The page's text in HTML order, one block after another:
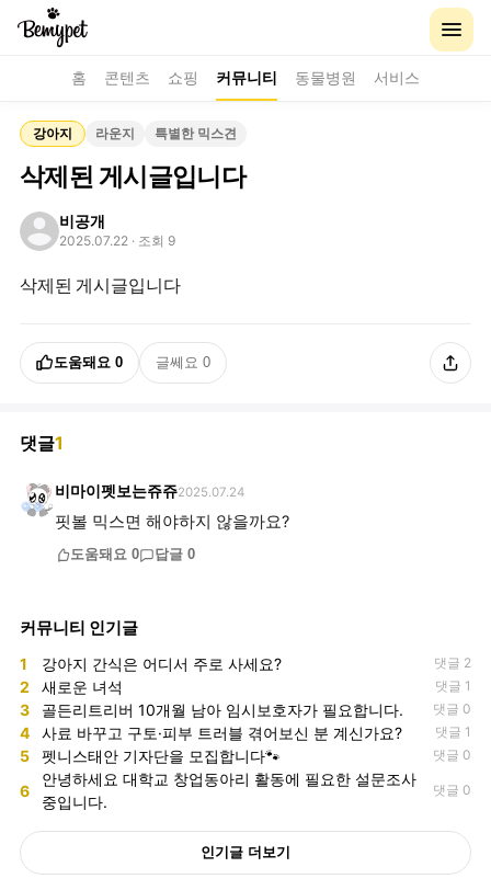
홈 콘텐츠 쇼핑 커뮤니티 동물병원 서비스
강아지 라운지 특별한 믹스견
삭제된 게시글입니다
비공개
2025.07.22 · 조회 9
삭제된 게시글입니다
도움돼요 0 글쎄요 0
댓글1
비마이펫보는쥬쥬2025.07.24
핏볼 믹스면 해야하지 않을까요?
도움돼요 0 답글 0
커뮤니티 인기글
1 강아지 간식은 어디서 주로 사세요? 댓글 2
2 새로운 녀석 댓글 1
3 골든리트리버 10개월 남아 임시보호자가 필요합니다. 댓글 0
4 사료 바꾸고 구토·피부 트러블 겪어보신 분 계신가요? 댓글 1
5 펫니스태안 기자단을 모집합니다🐾 댓글 0
6
안녕하세요 대학교 창업동아리 활동에 필요한 설문조사
중입니다.
댓글 0
인기글 더보기